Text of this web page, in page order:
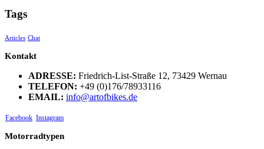
Tags
Articles Chat
Kontakt
ADRESSE: Friedrich-List-Straße 12, 73429 Wernau
TELEFON: +49 (0)176/78933116
EMAIL: info@artofbikes.de
Facebook Instagram
Motorradtypen